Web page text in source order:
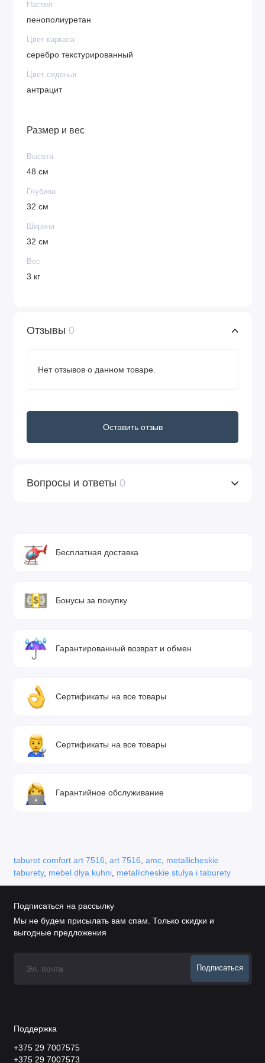
Настил
пенополиуретан
Цвет каркаса
серебро текстурированный
Цвет сиденья
антрацит
Размер и вес
Высота
48 см
Глубина
32 см
Ширина
32 см
Вес
3 кг
Отзывы 0
Нет отзывов о данном товаре.
Оставить отзыв
Вопросы и ответы 0
Бесплатная доставка
Бонусы за покупку
Гарантированный возврат и обмен
Сертификаты на все товары
Сертификаты на все товары
Гарантийное обслуживание
taburet comfort art 7516, art 7516, amc, metallicheskie
taburety, mebel dlya kuhni, metallicheskie stulya i taburety
Подписаться на рассылку
Мы не будем присылать вам спам. Только скидки и
выгодные предложения
Подписаться
Поддержка
+375 29 7007575
+375 29 7007573